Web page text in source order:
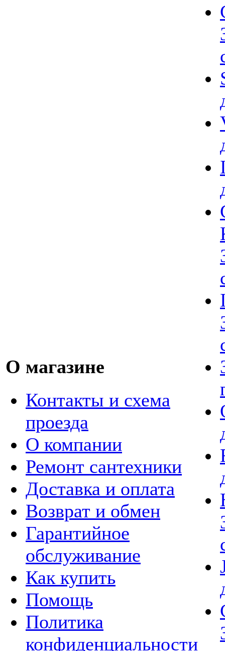
О магазине
Контакты и схема
проезда
О компании
Ремонт сантехники
Доставка и оплата
Возврат и обмен
Гарантийное
обслуживание
Как купить
Помощь
Политика
конфиденциальности